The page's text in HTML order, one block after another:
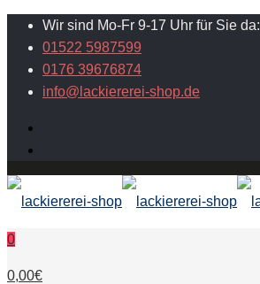
Wir sind Mo-Fr 9-17 Uhr für Sie da:
01522 5987599
0176 39676874
info@lackiererei-shop.de
0
0,00€